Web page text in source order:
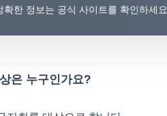
한 정보는 공식 사이트를 확인하세요
은 누구인가요?